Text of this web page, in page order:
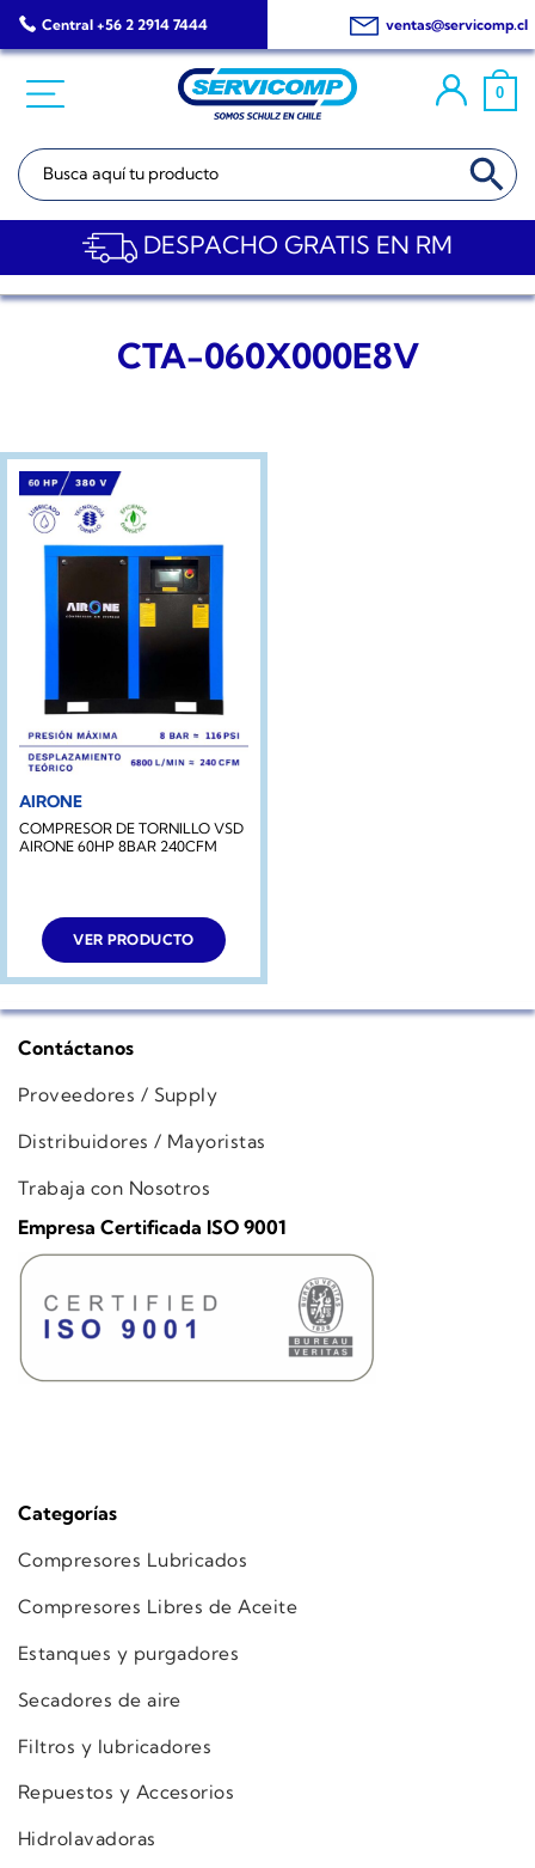
Saltar
al
Central +56 2 2914 7444 ventas@servicomp.cl
0
Buscar: BOTÓN DE
DESPACHO GRATIS EN RM
CTA-060X000E8V
AIRONE
COMPRESOR DE TORNILLO VSD
AIRONE 60HP 8BAR 240CFM
VER PRODUCTO
Categorías
Compresores Lubricados
Compresores Libres de Aceite
Estanques y purgadores
Secadores de aire
Filtros y lubricadores
Repuestos y Accesorios
Hidrolavadoras
Contáctanos
Proveedores / Supply
Distribuidores / Mayoristas
Trabaja con Nosotros
Empresa Certificada ISO 9001